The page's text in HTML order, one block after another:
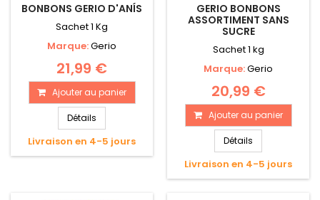
BONBONS GERIO D'ANÍS
Sachet 1 Kg
Marque:Gerio
21,99 €
Ajouter au panier
Détails
Livraison en 4-5 jours
GERIO BONBONS
ASSORTIMENT SANS
SUCRE
Sachet 1 kg
Marque:Gerio
20,99 €
Ajouter au panier
Détails
Livraison en 4-5 jours